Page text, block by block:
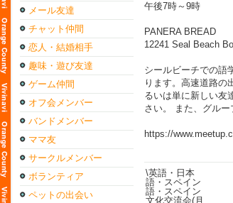
メール友達
チャット仲間
恋人・結婚相手
趣味・遊び友達
ゲーム仲間
オフ会メンバー
バンドメンバー
ママ友
サークルメンバー
ボランティア
ペットの出会い
午後7時～9時
PANERA BREAD
12241 Seal Beach
シールビーチでの語
ります。高速道路の
るいは単に新しい友
さい。 また、グルー
https://